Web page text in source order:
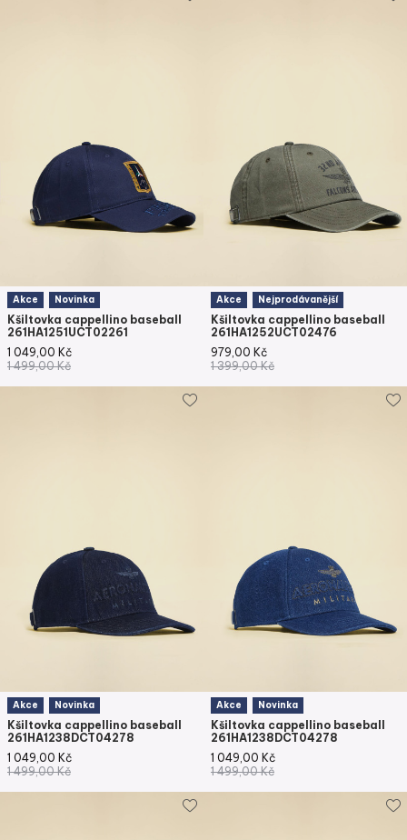
Akce Novinka
Kšiltovka cappellino baseball
261HA1251UCT02261
1 049,00 Kč
1 499,00Kč
Akce Nejprodávanější
Kšiltovka cappellino baseball
261HA1252UCT02476
979,00 Kč
1 399,00Kč
Akce Novinka
Kšiltovka cappellino baseball
261HA1238DCT04278
1 049,00 Kč
1 499,00Kč
Akce Novinka
Kšiltovka cappellino baseball
261HA1238DCT04278
1 049,00 Kč
1 499,00Kč